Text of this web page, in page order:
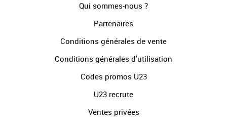
Qui sommes-nous ?
Partenaires
Conditions générales de vente
Conditions générales d'utilisation
Codes promos U23
U23 recrute
Ventes privées